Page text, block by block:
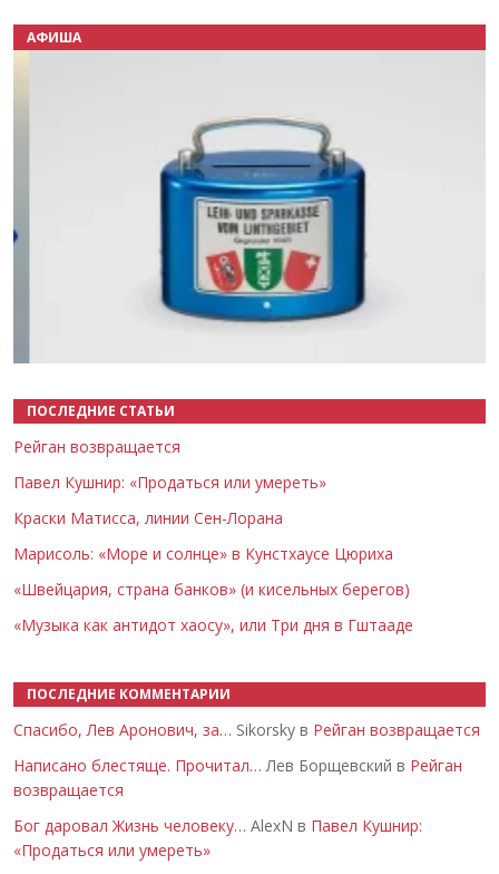
АФИША
ПОСЛЕДНИЕ СТАТЬИ
Рейган возвращается
Павел Кушнир: «Продаться или умереть»
Краски Матисса, линии Сен-Лорана
Марисоль: «Море и солнце» в Кунстхаусе Цюриха
«Швейцария, страна банков» (и кисельных берегов)
«Музыка как антидот хаосу», или Три дня в Гштааде
ПОСЛЕДНИЕ КОММЕНТАРИИ
Спасибо, Лев Аронович, за… Sikorsky в Рейган возвращается
Написано блестяще. Прочитал… Лев Борщевский в Рейган
возвращается
Бог даровал Жизнь человеку… AlexN в Павел Кушнир:
«Продаться или умереть»